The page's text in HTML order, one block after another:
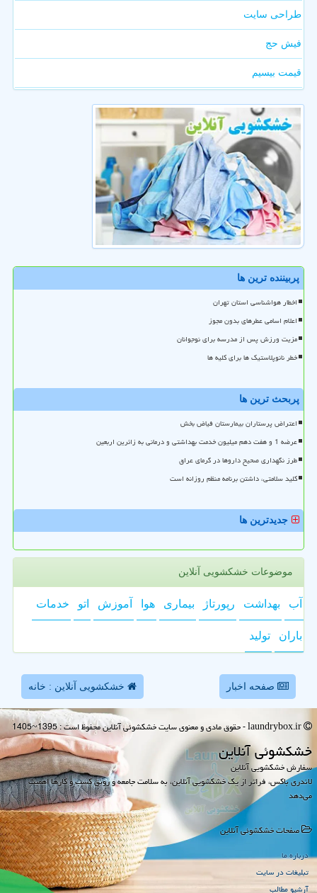
طراحی سایت
فیش حج
قیمت بیسیم
پربیننده ترین ها
اخطار هواشناسی استان تهران
اعلام اسامی عطرهای بدون مجوز
مزیت ورزش پس از مدرسه برای نوجوانان
خطر نانوپلاستیک ها برای کلیه ها
پربحث ترین ها
اعتراض پرستاران بیمارستان فیاض بخش
عرضه 1 و هفت دهم میلیون خدمت بهداشتی و درمانی به زائرین اربعین
طرز نگهداری صحیح داروها در گرمای عراق
کلید سلامتی، داشتن برنامه منظم روزانه است
جدیدترین ها
موضوعات خشکشویی آنلاین
آب بهداشت رپورتاژ بیماری هوا آموزش اتو خدمات
باران تولید
صفحه اخبار خشکشویی آنلاین : خانه
خشكشوئی آنلاین
سفارش خشکشویی آنلاین
لاندری باکس، فراتر از یک خشکشویی آنلاین، به سلامت جامعه و رونق کسب و کارها اهمیت
می‌دهد
صفحات خشكشوئی آنلاین
درباره ما
تبلیغات در سایت
آرشیو مطالب